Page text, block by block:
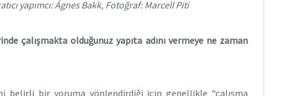
yapımcı: Ágnes Bakk, Fotoğraf: Marcell Piti
çalışmakta olduğunuz yapıta adını vermeye ne zaman
belirli bir yoruma yönlendirdiği için genellikle “çalışma